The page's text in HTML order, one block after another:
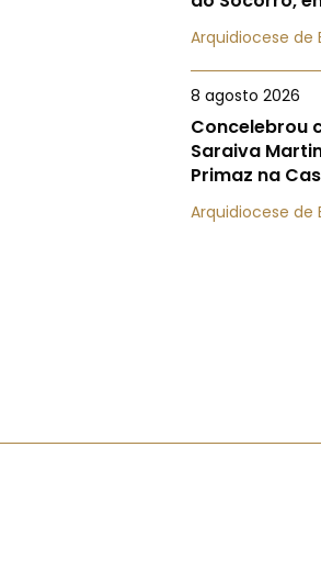
Arquidiocese de
8 agosto 2026
Concelebrou
Saraiva
Primaz na
Arquidiocese de